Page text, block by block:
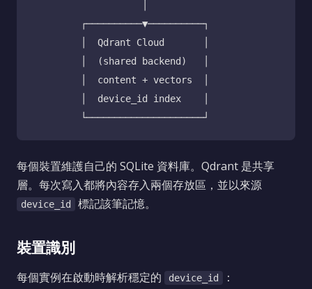
         ┌──────────▼──────────┐
         │  Qdrant Cloud       │
         │  (shared backend)   │
         │  content + vectors  │
         │  device_id index    │
每個裝置維護自己的 SQLite 資料庫。Qdrant 是共享
層。每次寫入都將內容存入兩個存放區，並以來源
device_id 標記該筆記憶。
裝置識別
每個實例在啟動時解析穩定的 device_id
：